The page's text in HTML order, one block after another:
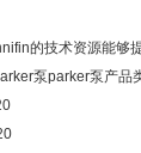
的技术资源能够
泵parker泵产品